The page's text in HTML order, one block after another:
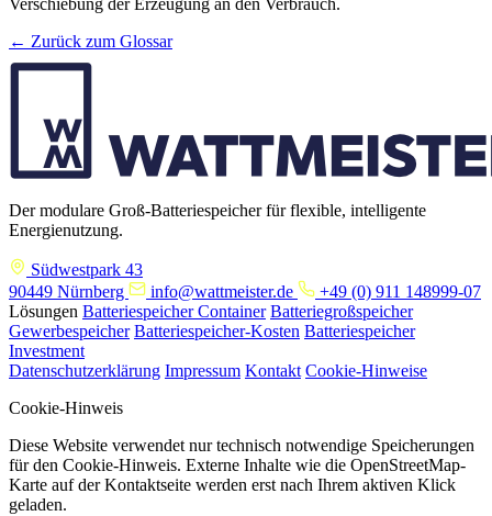
Verschiebung der Erzeugung an den Verbrauch.
← Zurück zum Glossar
Der modulare Groß-Batteriespeicher für flexible, intelligente
Energienutzung.
Südwestpark 43
90449 Nürnberg
info@wattmeister.de
+49 (0) 911 148999-07
Lösungen Batteriespeicher Container Batteriegroßspeicher
Gewerbespeicher Batteriespeicher-Kosten Batteriespeicher
Investment
Datenschutzerklärung Impressum Kontakt Cookie-Hinweise
Cookie-Hinweis
Diese Website verwendet nur technisch notwendige Speicherungen
für den Cookie-Hinweis. Externe Inhalte wie die OpenStreetMap-
Karte auf der Kontaktseite werden erst nach Ihrem aktiven Klick
geladen.